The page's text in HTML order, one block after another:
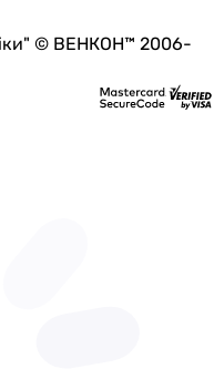
© ВЕНКОН™ 2006-